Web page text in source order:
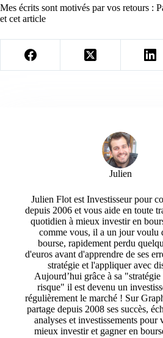
Mes écrits sont motivés par vos retours :
et cet article
Julien
Julien Flot est Investisseur pour
depuis 2006 et vous aide en toute
quotidien à mieux investir en
comme vous, il a un jour voulu
bourse, rapidement perdu
d'euros avant d'apprendre de ses
stratégie et l'appliquer avec
Aujourd’hui grâce à sa
risque" il est devenu un
régulièrement le marché ! Sur
partage depuis 2008 ses succès,
analyses et investissements pour
mieux investir et gagner en